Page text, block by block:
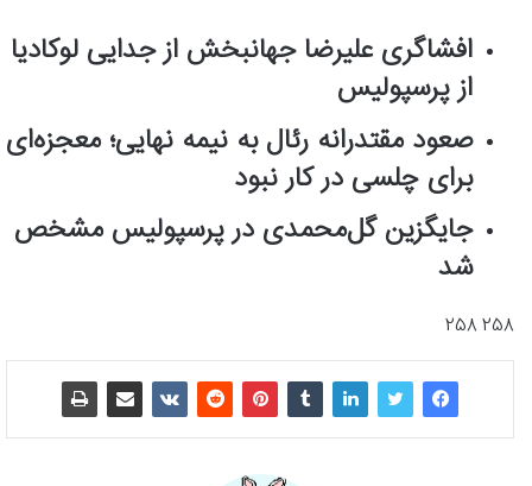
افشاگری علیرضا جهانبخش از جدایی لوکادیا
از پرسپولیس
صعود مقتدرانه رئال به نیمه نهایی؛ معجزه‌ای
برای چلسی در کار نبود
جایگزین گل‌محمدی در پرسپولیس مشخص
شد
258 258